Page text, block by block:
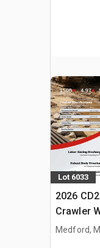
Lot 6033
2026
Crawler
Medford,